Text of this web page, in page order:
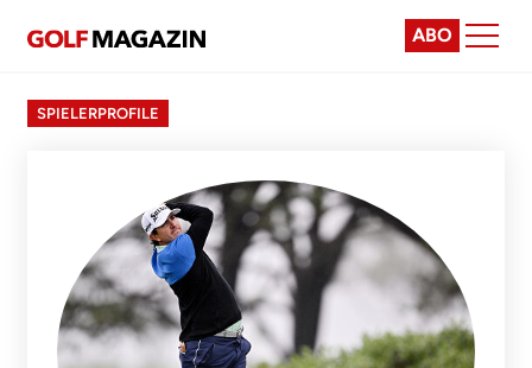
ABO
SPIELERPROFILE